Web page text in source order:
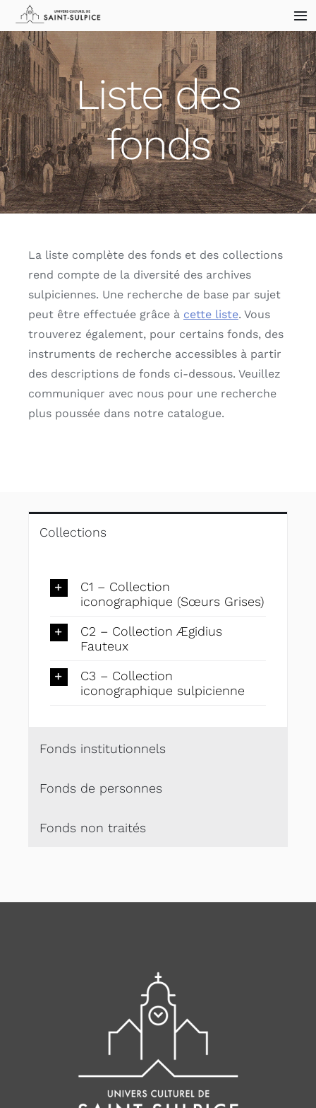
to
content
Accueil
Archives
Collections
Sites historiques
Nous joindre
English
Liste des
fonds
La liste complète des fonds et des collections
rend compte de la diversité des archives
sulpiciennes. Une recherche de base par sujet
peut être effectuée grâce à cette liste. Vous
trouverez également, pour certains fonds, des
instruments de recherche accessibles à partir
des descriptions de fonds ci-dessous. Veuillez
communiquer avec nous pour une recherche
plus poussée dans notre catalogue.
Collections
C1 – Collection
iconographique (Sœurs Grises)
C2 – Collection Ægidius
Fauteux
C3 – Collection
iconographique sulpicienne
Fonds institutionnels
Fonds de personnes
Fonds non traités